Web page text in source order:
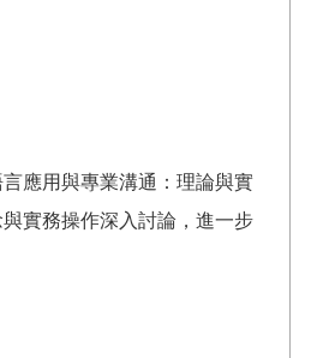
應用與專業溝通：理論與實
實務操作深入討論，進一步